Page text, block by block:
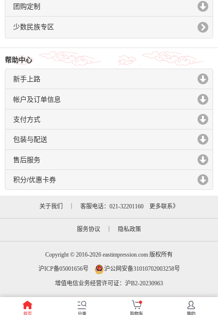
团购定制
click to expand contents
少数民族专区
帮助中心
新手上路
click to expand contents
帐户及订单信息
click to expand contents
支付方式
click to expand contents
包装与配送
click to expand contents
售后服务
click to expand contents
积分/优惠卡券
click to expand contents
关于我们 ｜ 客服电话：021-32201160 更多联系》
服务协议 隐私政策
Copyright © 2016-2026 eastimpression.com 版权所有
沪ICP备05001656号 沪公网安备31010702003258号
增值电信业务经营许可证：沪B2-20230963